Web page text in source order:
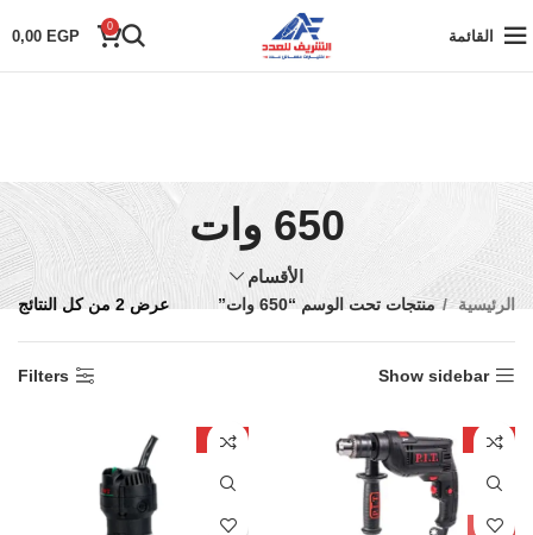
القائمة
0
0,00 EGP
650 وات
الأقسام
الرئيسية منتجات تحت الوسم “650 وات” عرض ⁦2⁩ من كل النتائج
Show sidebar
Filters
-38%
-27%